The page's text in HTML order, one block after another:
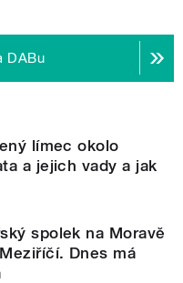
DABu
límec okolo
a jejich vady a jak
spolek na Moravě
Dnes má